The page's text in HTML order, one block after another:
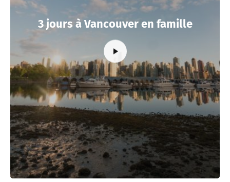
3 jours à Vancouver en famille